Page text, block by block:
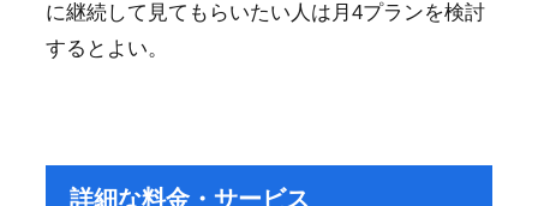
に継続して見てもらいたい人は月4プランを検討
するとよい。
詳細な料金・サービス